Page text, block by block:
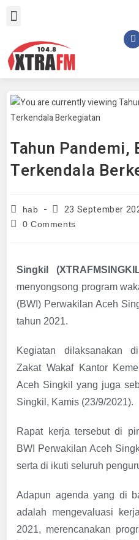
Tahun Pandemi,
Terkendala
hab 23 September
0 Comments
Singkil
menyongsong program
(BWI) Perwakilan Aceh
tahun 2021.
Kegiatan dilaksanakan
Zakat Wakaf Kantor
Aceh Singkil yang juga
Singkil, Kamis (23/9/2021).
Rapat kerja tersebut di
BWI Perwakilan Aceh
serta di ikuti seluruh
Adapun agenda yang di
adalah mengevaluasi
2021, merencanakan